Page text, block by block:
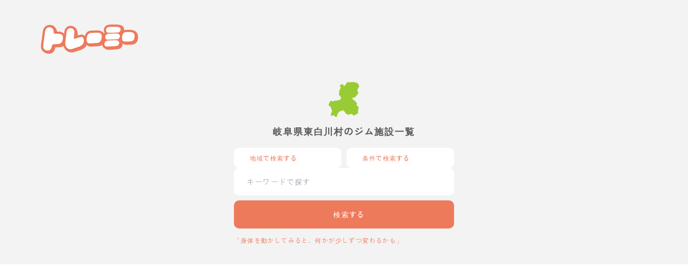
岐阜県東白川村のジム施設一覧
地域で検索する 条件で検索する
検索する
「身体を動かしてみると、何かが少しずつ変わるかも」